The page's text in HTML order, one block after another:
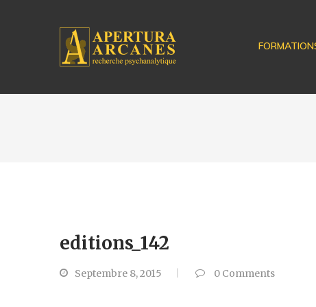
editions_142
Septembre 8, 2015 0 Comments